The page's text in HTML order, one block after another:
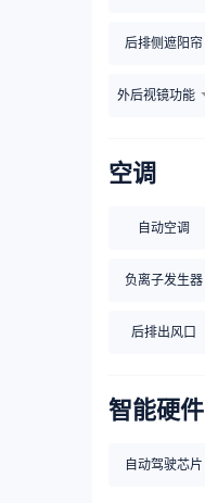
后排侧遮阳帘
外后视镜功能
空调
自动空调
负离子发生器
后排出风口
智能硬件
自动驾驶芯片